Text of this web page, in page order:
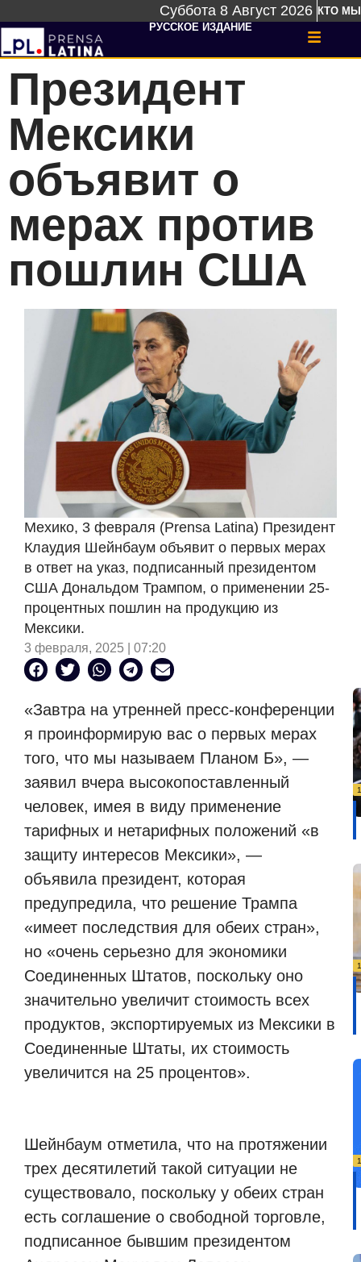
Суббота 8 Август 2026 КТО МЫ
РУССКОЕ ИЗДАНИЕ
Президент
Мексики
объявит о
мерах против
пошлин США
Мехико, 3 февраля (Prensa Latina) Президент
Клаудия Шейнбаум объявит о первых мерах
в ответ на указ, подписанный президентом
США Дональдом Трампом, о применении 25-
процентных пошлин на продукцию из
Мексики.
3 февраля, 2025 | 07:20
«Завтра на утренней пресс-конференции
я проинформирую вас о первых мерах
того, что мы называем Планом Б», —
заявил вчера высокопоставленный
человек, имея в виду применение
тарифных и нетарифных положений «в
защиту интересов Мексики», —
объявила президент, которая
предупредила, что решение Трампа
«имеет последствия для обеих стран»,
но «очень серьезно для экономики
Соединенных Штатов, поскольку оно
значительно увеличит стоимость всех
продуктов, экспортируемых из Мексики в
Соединенные Штаты, их стоимость
увеличится на 25 процентов».
Шейнбаум отметила, что на протяжении
трех десятилетий такой ситуации не
существовало, поскольку у обеих стран
есть соглашение о свободной торговле,
подписанное бывшим президентом